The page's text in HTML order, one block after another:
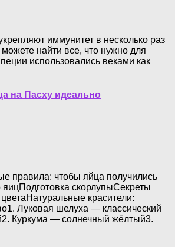
иммунитет в несколько раз
найти все, что нужно для
использовались веками как
на Пасху идеально
правила: чтобы яйца получились
скорлупыСекреты
красители:
Луковая шелуха — классический
Куркума — солнечный жёлтый3.